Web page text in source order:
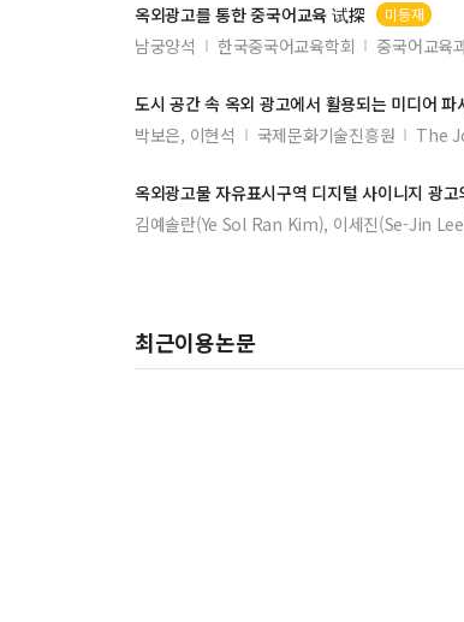
옥외광고를 통한 중국어교육 试探 미등재
남궁양석 한국중국어교육학회 중국어교육
도시 공간 속 옥외 광고에서 활용되는 미디어
박보은, 이현석 국제문화기술진흥원 The
옥외광고물 자유표시구역 디지털 사이니지 광고
김예솔란(Ye Sol Ran Kim), 이세진(Se-Jin
최근이용논문